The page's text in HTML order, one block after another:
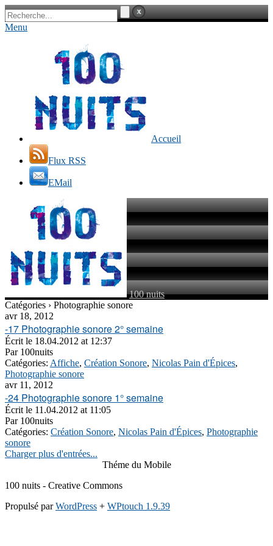
Menu
Accueil
Flux RSS
EMail
100 nuits
Catégories › Photographie sonore
avr 18, 2012
-17 Photographie sonore 2° semaine
Écrit le 18.04.2012 at 12:37
Par100nuits
Catégories: Affiche, Création Sonore, Nicolas Pain d'Épices,
Photographie sonore
avr 11, 2012
-24 Photographie sonore 1° semaine
Écrit le 11.04.2012 at 11:05
Par100nuits
Catégories: Création Sonore, Nicolas Pain d'Épices, Photographie
sonore
Charger plus d'entrées...
Théme du Mobile
100 nuits - Creative Commons
Propulsé parWordPress + WPtouch 1.9.39